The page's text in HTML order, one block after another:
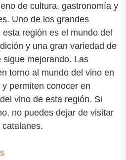
de cultura, gastronomía y
Uno de los grandes
región es el mundo del
y una gran variedad de
mejorando. Las
torno al mundo del vino en
permiten conocer en
vino de esta región. Si
no puedes dejar de visitar